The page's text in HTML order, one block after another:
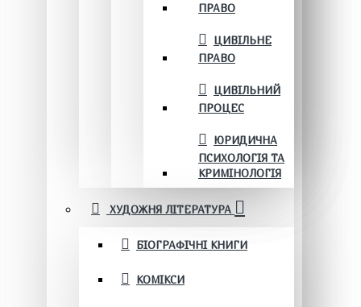
ПРАВО
ЦИВІЛЬНЕ
ПРАВО
ЦИВІЛЬНИЙ
ПРОЦЕС
ЮРИДИЧНА
ПСИХОЛОГІЯ ТА
КРИМІНОЛОГІЯ
ХУДОЖНЯ ЛІТЕРАТУРА
БІОГРАФІЧНІ КНИГИ
КОМІКСИ